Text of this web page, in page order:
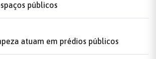
públicos
atuam em prédios públicos